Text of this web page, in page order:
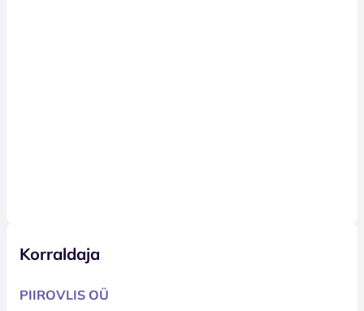
Korraldaja
PIIROVLIS OÜ